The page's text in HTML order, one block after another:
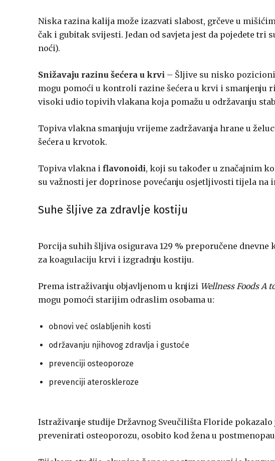
Niska razina kalija može izazvati slabost, grčeve u
čak i gubitak svijesti. Jedan od savjeta jest da pojedete tri
noći).
Snižavaju razinu šećera u krvi – Šljive su nisko
mogu pomoći u kontroli razine šećera u krvi i smanjenju
visoki udio topivih vlakana koja pomažu u održavanju
Topiva vlakna smanjuju vrijeme zadržavanja hrane u
šećera u krvotok.
Topiva vlakna i flavonoidi, koji su također u značajnim
su važnosti jer doprinose povećanju osjetljivosti tijela na
Suhe šljive za zdravlje kostiju
Porcija suhih šljiva osigurava 129 % preporučene dnevne
za koagulaciju krvi i izgradnju kostiju.
Prema istraživanju objavljenom u knjizi Wellness Foods A
mogu pomoći starijim odraslim osobama u:
obnovi već oslabljenih kosti
održavanju njihovog zdravlja i gustoće
prevenciji osteoporoze
prevenciji ateroskleroze
Istraživanje studije Državnog Sveučilišta Floride pokazalo
prevenirati osteoporozu, osobito kod žena u